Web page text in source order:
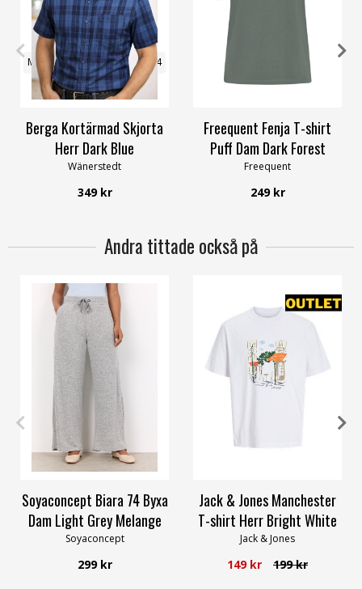
M=39/40 L=41/42 XL=43/44
XXL=45/46
Berga Kortärmad Skjorta
Herr Dark Blue
Wänerstedt
349 kr
Freequent Fenja T-shirt
Puff Dam Dark Forest
Freequent
249 kr
Andra tittade också på
S L
Soyaconcept Biara 74 Byxa
Dam Light Grey Melange
Soyaconcept
299 kr
Jack & Jones Manchester
T-shirt Herr Bright White
Jack & Jones
149 kr 199 kr